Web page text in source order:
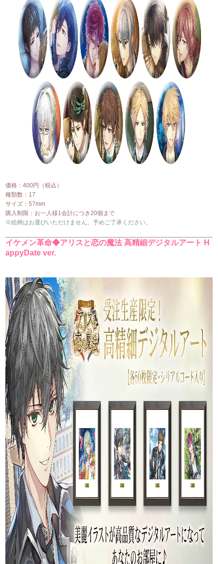
価格：400円（税込）
種類数：17
サイズ：57mm
購入制限：お一人様1会計につき20個まで
※絵柄はお選びいただけません。予めご了承ください。
イケメン革命◆アリスと恋の魔法 高精細デジタルアート H
appyDate ver.